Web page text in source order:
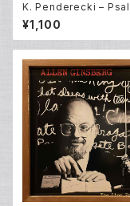
K. Penderecki –
f David + Anaklasis
ta Per Cello E
Fluorescences +
¥1,100